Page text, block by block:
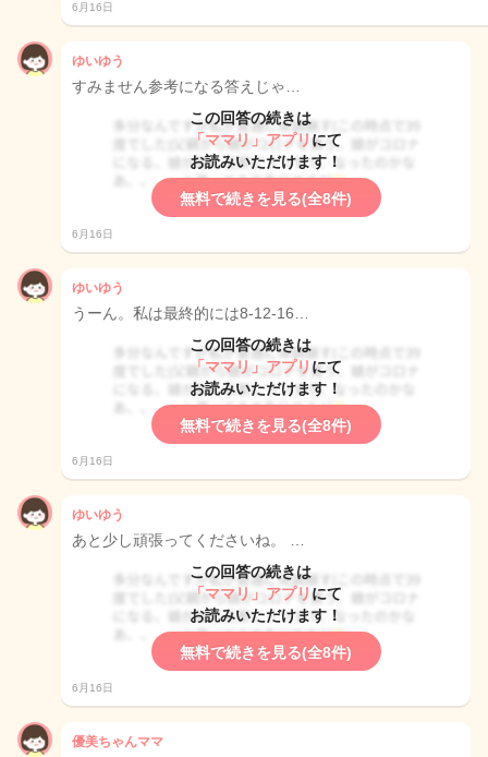
6月16日
ゆいゆう
すみません参考になる答えじゃ…
この回答の続きは
「ママリ」アプリ にて
お読みいただけます！
無料で続きを見る(全8件)
6月16日
ゆいゆう
うーん。私は最終的には8-12-16…
この回答の続きは
「ママリ」アプリ にて
お読みいただけます！
無料で続きを見る(全8件)
6月16日
ゆいゆう
あと少し頑張ってくださいね。 …
この回答の続きは
「ママリ」アプリ にて
お読みいただけます！
無料で続きを見る(全8件)
6月16日
優美ちゃんママ